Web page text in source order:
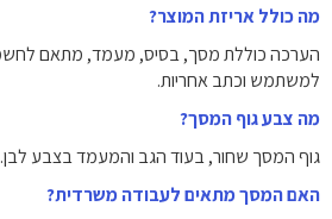
מה כולל אריזת המוצר?
למשתמש וכתב אחריות.
מה צבע גוף המסך?
גוף המסך שחור, בעוד הגב והמעמד בצבע לבן.
האם המסך מתאים לעבודה משרדית?